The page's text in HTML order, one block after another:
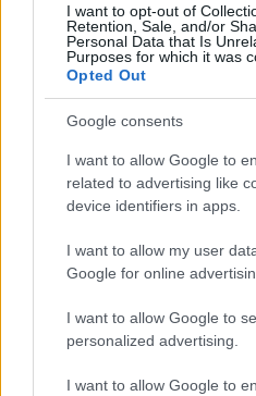
I want to opt-out of
Retention, Sale, and/or
Personal Data that Is
Purposes for which it was
Opted Out
Google consents
I want to allow Google to
related to advertising like
device identifiers in apps.
I want to allow my user
Google for online
I want to allow Google to
personalized advertising.
I want to allow Google to
Inom bob och skeleton
upphävts. Där gäller
utövare som inte
neutrala deltagare.
Dessa beslut har gett
få delta i OS 2026.
– Vi hoppas att beslutet
skeletonutövare
prejudikat för alla
förbund som stänger
Degtjarjov nyligen på